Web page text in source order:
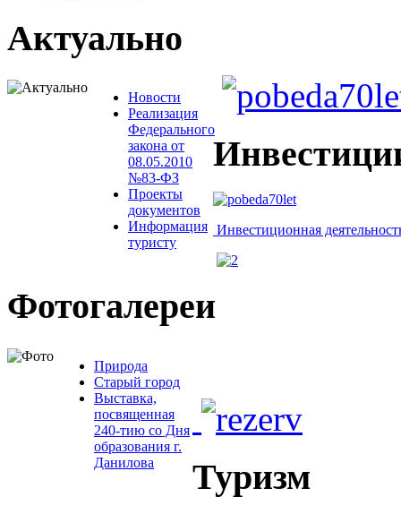
Актуально
Новости
Реализация
Федерального
закона от
08.05.2010
№83-ФЗ
Проекты
документов
Информация
туристу
Инвестиционная
Фотогалереи
Природа
Старый город
Выставка,
посвященная
240-тию со Дня
образования г.
Данилова
Туризм